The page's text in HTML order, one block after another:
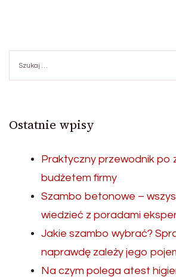
Ostatnie wpisy
Praktyczny przewodnik po
budżetem firmy
Szambo betonowe –
wiedzieć z poradami
Jakie szambo wybrać?
naprawdę zależy jego
Na czym polega atest